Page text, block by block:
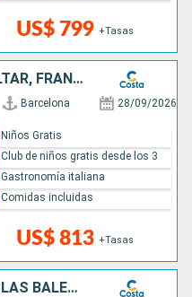
US$ 799 +Tasas
ESPAÑA, PORTUGAL, GIBRALTAR, FRANCIA, ITALIA
Barcelona 28/09/2026
US$ 813 +Tasas
Niños Gratis
Club de niños gratis desde los 3
Gastronomía italiana
Comidas incluidas
ESPAÑA, FRANCIA, ITALIA, ISLAS BALEARES